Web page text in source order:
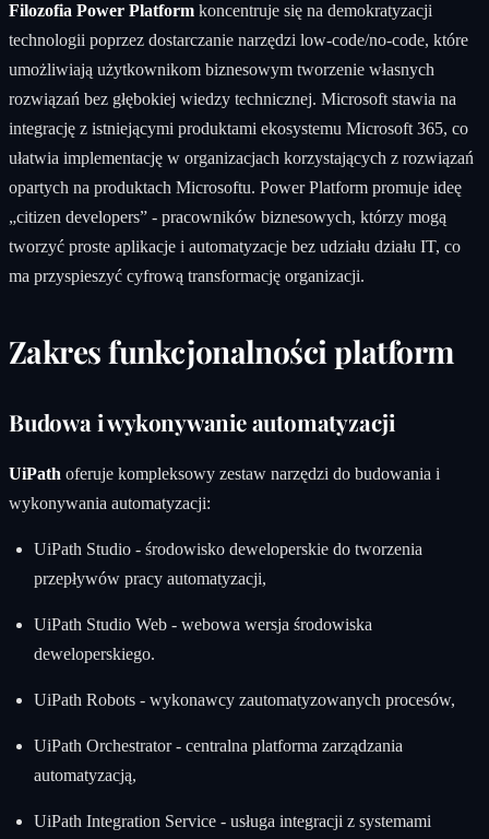
Filozofia Power Platform koncentruje się na demokratyzacji
technologii poprzez dostarczanie narzędzi low-code/no-code, które
umożliwiają użytkownikom biznesowym tworzenie własnych
rozwiązań bez głębokiej wiedzy technicznej. Microsoft stawia na
integrację z istniejącymi produktami ekosystemu Microsoft 365, co
ułatwia implementację w organizacjach korzystających z rozwiązań
opartych na produktach Microsoftu. Power Platform promuje ideę
„citizen developers” - pracowników biznesowych, którzy mogą
tworzyć proste aplikacje i automatyzacje bez udziału działu IT, co
ma przyspieszyć cyfrową transformację organizacji.
Zakres funkcjonalności platform
Budowa i wykonywanie automatyzacji
UiPath oferuje kompleksowy zestaw narzędzi do budowania i
wykonywania automatyzacji:
UiPath Studio - środowisko deweloperskie do tworzenia
przepływów pracy automatyzacji,
UiPath Studio Web - webowa wersja środowiska
deweloperskiego.
UiPath Robots - wykonawcy zautomatyzowanych procesów,
UiPath Orchestrator - centralna platforma zarządzania
automatyzacją,
UiPath Integration Service - usługa integracji z systemami